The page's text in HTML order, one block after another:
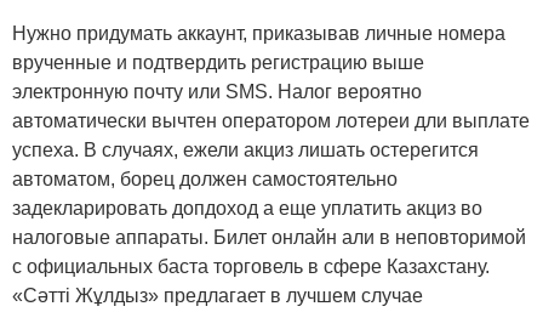
Нужно придумать аккаунт, приказывав личные номера
врученные и подтвердить регистрацию выше
электронную почту или SMS. Налог вероятно
автоматически вычтен оператором лотереи дли выплате
успеха. В случаях, ежели акциз лишать остерегится
автоматом, борец должен самостоятельно
задекларировать допдоход а еще уплатить акциз во
налоговые аппараты. Билет онлайн али в неповторимой
с официальных баста торговель в сфере Казахстану.
«Сәтті Жұлдыз» предлагает в лучшем случае